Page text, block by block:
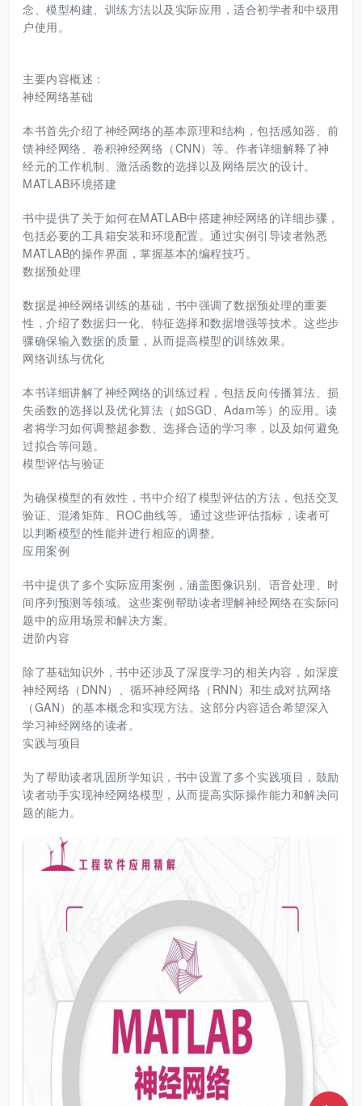
念、模型构建、训练方法以及实际应用，适合初学者和中级用
户使用。
主要内容概述：
神经网络基础
本书首先介绍了神经网络的基本原理和结构，包括感知器、前
馈神经网络、卷积神经网络（CNN）等。作者详细解释了神
经元的工作机制、激活函数的选择以及网络层次的设计。
MATLAB环境搭建
书中提供了关于如何在MATLAB中搭建神经网络的详细步骤，
包括必要的工具箱安装和环境配置。通过实例引导读者熟悉
MATLAB的操作界面，掌握基本的编程技巧。
数据预处理
数据是神经网络训练的基础，书中强调了数据预处理的重要
性，介绍了数据归一化、特征选择和数据增强等技术。这些步
骤确保输入数据的质量，从而提高模型的训练效果。
网络训练与优化
本书详细讲解了神经网络的训练过程，包括反向传播算法、损
失函数的选择以及优化算法（如SGD、Adam等）的应用。读
者将学习如何调整超参数、选择合适的学习率，以及如何避免
过拟合等问题。
模型评估与验证
为确保模型的有效性，书中介绍了模型评估的方法，包括交叉
验证、混淆矩阵、ROC曲线等。通过这些评估指标，读者可
以判断模型的性能并进行相应的调整。
应用案例
书中提供了多个实际应用案例，涵盖图像识别、语音处理、时
间序列预测等领域。这些案例帮助读者理解神经网络在实际问
题中的应用场景和解决方案。
进阶内容
除了基础知识外，书中还涉及了深度学习的相关内容，如深度
神经网络（DNN）、循环神经网络（RNN）和生成对抗网络
（GAN）的基本概念和实现方法。这部分内容适合希望深入
学习神经网络的读者。
实践与项目
为了帮助读者巩固所学知识，书中设置了多个实践项目，鼓励
读者动手实现神经网络模型，从而提高实际操作能力和解决问
题的能力。